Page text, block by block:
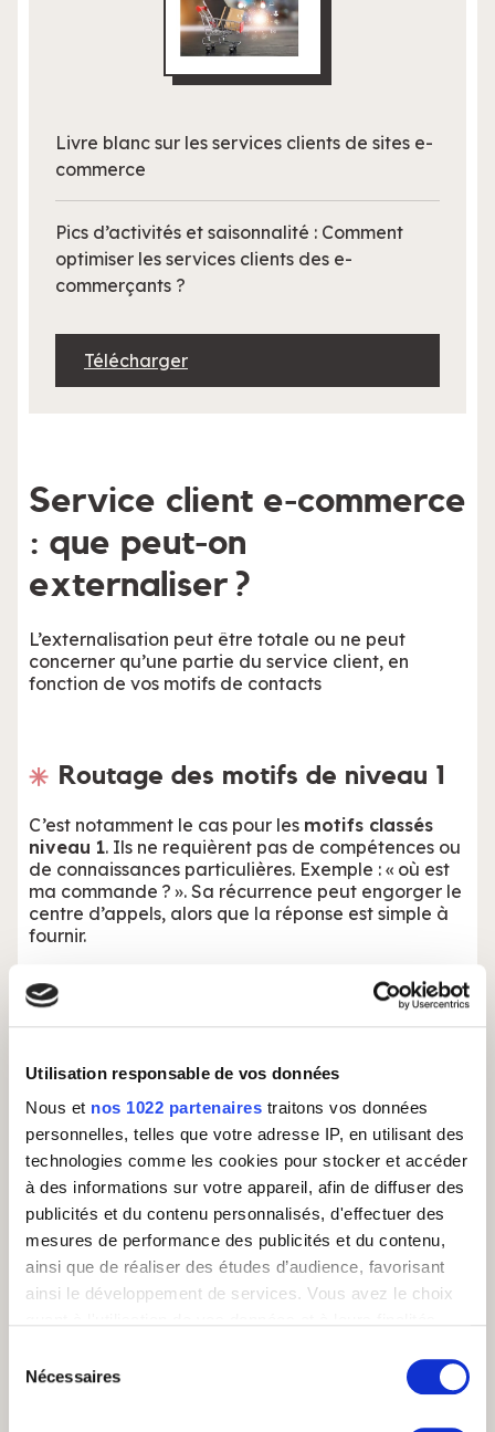
Utilisation responsable de vos données
Nous et nos 1022 partenaires traitons vos données
personnelles, telles que votre adresse IP, en utilisant des
technologies comme les cookies pour stocker et accéder
à des informations sur votre appareil, afin de diffuser des
publicités et du contenu personnalisés, d'effectuer des
mesures de performance des publicités et du contenu,
ainsi que de réaliser des études d’audience, favorisant
ainsi le développement de services. Vous avez le choix
tout moment en consultant la Déclaration relative aux
cookies ou en cliquant sur l'icône de confidentialité.
Nécessaires
Livre blanc sur les services clients de sites e-
commerce
Pics d’activités et saisonnalité : Comment
optimiser les services clients des e-
commerçants ?
Télécharger
Service client e-commerce
: que peut-on
externaliser ?
L’externalisation peut être totale ou ne peut
concerner qu’une partie du service client, en
fonction de vos motifs de contacts
Routage des motifs de niveau 1
C’est notamment le cas pour les motifs classés
niveau 1. Ils ne requièrent pas de compétences ou
de connaissances particulières. Exemple : « où est
ma commande ? ». Sa récurrence peut engorger le
centre d’appels, alors que la réponse est simple à
fournir.
L’externalisation permet de
dérouter ces motifs
d’appels grâce à un serveur vocal interactif
(SVI) vers un call center externe. Le script est
peu engagée, et l’image de l’entreprise a peu de
En revanche, les motifs d’appels de niveau 2
soulèvent des questions plus complexes. Par
exemple, le service après-vente. Sans doute que la
gestion en interne de ces problématiques est
mieux adaptée.
Les pics d’activités augmentent les risques de